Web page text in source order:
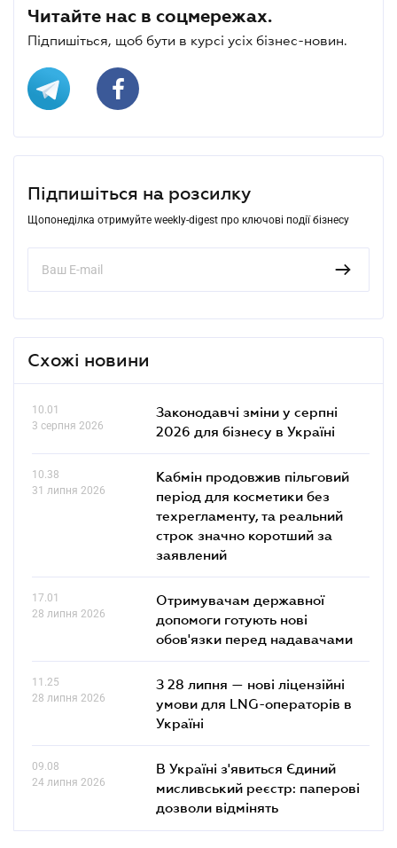
Читайте нас в соцмережах.
Підпишіться, щоб бути в курсі усіх бізнес-новин.
Підпишіться на розсилку
Щопонеділка отримуйте weekly-digest про ключові події бізнесу
Схожі новини
10.01
3 серпня 2026
Законодавчі зміни у серпні
2026 для бізнесу в Україні
10.38
31 липня 2026
Кабмін продовжив пільговий
період для косметики без
техрегламенту, та реальний
строк значно коротший за
заявлений
17.01
28 липня 2026
Отримувачам державної
допомоги готують нові
обов'язки перед надавачами
11.25
28 липня 2026
З 28 липня — нові ліцензійні
умови для LNG-операторів в
Україні
09.08
24 липня 2026
В Україні з'явиться Єдиний
мисливський реєстр: паперові
дозволи відмінять